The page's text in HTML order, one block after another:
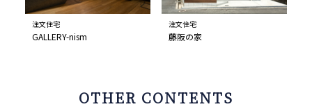
注文住宅
GALLERY-nism
注文住宅
藤阪の家
OTHER CONTENTS